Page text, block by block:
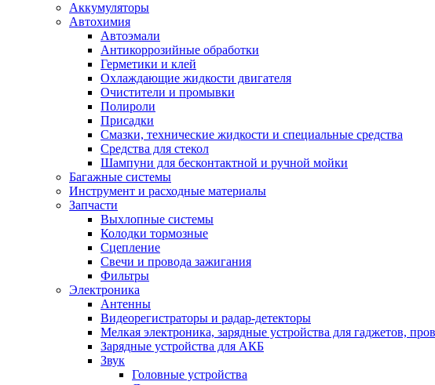
Аккумуляторы
Автохимия
Автоэмали
Антикоррозийные обработки
Герметики и клей
Охлаждающие жидкости двигателя
Очистители и промывки
Полироли
Присадки
Смазки, технические жидкости и специальные средства
Средства для стекол
Шампуни для бесконтактной и ручной мойки
Багажные системы
Инструмент и расходные материалы
Запчасти
Выхлопные системы
Колодки тормозные
Сцепление
Свечи и провода зажигания
Фильтры
Электроника
Антенны
Видеорегистраторы и радар-детекторы
Мелкая электроника, зарядные устройства для гаджетов,
Зарядные устройства для АКБ
Звук
Головные устройства